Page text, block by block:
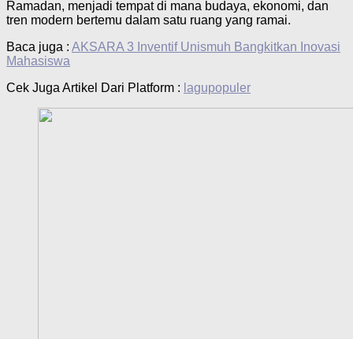
Ramadan, menjadi tempat di mana budaya, ekonomi, dan
tren modern bertemu dalam satu ruang yang ramai.
Baca juga : AKSARA 3 Inventif Unismuh Bangkitkan Inovasi
Mahasiswa
Cek Juga Artikel Dari Platform : lagupopuler